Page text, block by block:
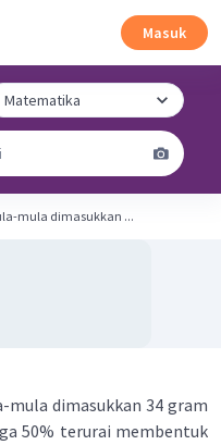
Masuk
mula dimasukkan ...
dimasukkan 34 gram
50% terurai membentuk